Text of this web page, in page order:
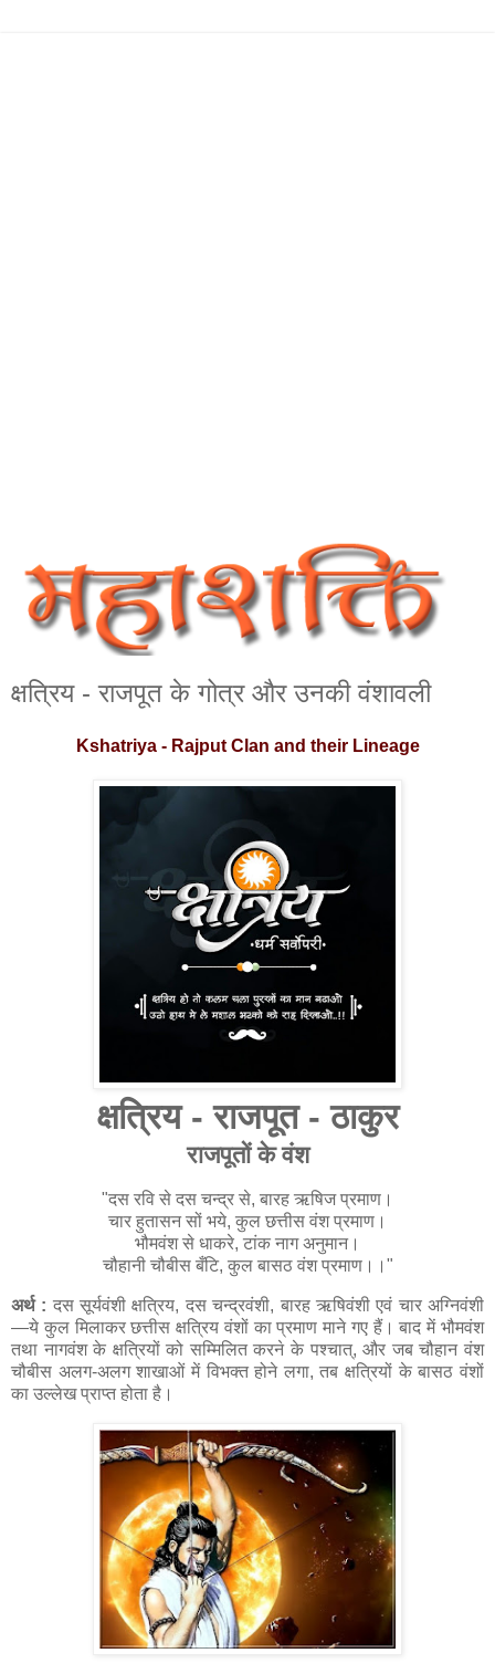
क्षत्रिय - राजपूत के गोत्र और उनकी वंशावली
Kshatriya - Rajput Clan and their Lineage
क्षत्रिय - राजपूत - ठाकुर
राजपूतों के वंश
"दस रवि से दस चन्द्र से, बारह ऋषिज प्रमाण।
चार हुतासन सों भये, कुल छत्तीस वंश प्रमाण।
भौमवंश से धाकरे, टांक नाग अनुमान।
चौहानी चौबीस बँटि, कुल बासठ वंश प्रमाण।।"
अर्थ : दस सूर्यवंशी क्षत्रिय, दस चन्द्रवंशी, बारह ऋषिवंशी एवं चार अग्निवंशी
—ये कुल मिलाकर छत्तीस क्षत्रिय वंशों का प्रमाण माने गए हैं। बाद में भौमवंश
तथा नागवंश के क्षत्रियों को सम्मिलित करने के पश्चात्, और जब चौहान वंश
चौबीस अलग-अलग शाखाओं में विभक्त होने लगा, तब क्षत्रियों के बासठ वंशों
का उल्लेख प्राप्त होता है।